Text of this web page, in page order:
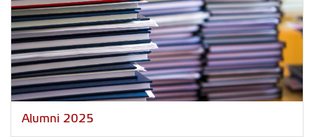
Alumni 2025